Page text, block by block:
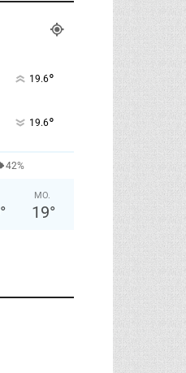
19.6°
19.6°
42%
°
MO.
19°